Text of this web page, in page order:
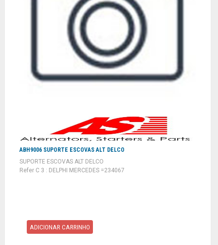
ABH9006 SUPORTE ESCOVAS ALT DELCO
SUPORTE ESCOVAS ALT DELCO
Refer C 3 : DELPHI MERCEDES =234067
ADICIONAR CARRINHO